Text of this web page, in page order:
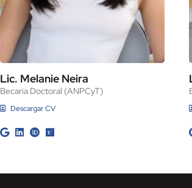
Lic. Melanie Neira
Becaria Doctoral (ANPCyT)
Descargar CV